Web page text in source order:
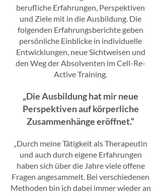
berufliche Erfahrungen, Perspektiven
und Ziele mit in die Ausbildung. Die
folgenden Erfahrungsberichte geben
persönliche Einblicke in individuelle
Entwicklungen, neue Sichtweisen und
den Weg der Absolventen im Cell-Re-
Active Training.
„Die Ausbildung hat mir neue
Perspektiven auf körperliche
Zusammenhänge eröffnet.“
„Durch meine Tätigkeit als Therapeutin
und auch durch eigene Erfahrungen
haben sich über die Jahre viele offene
Fragen angesammelt. Bei verschiedenen
Methoden bin ich dabei immer wieder an